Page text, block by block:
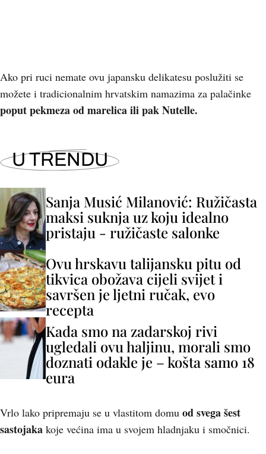
Ako pri ruci nemate ovu japansku delikatesu poslužiti se
možete i tradicionalnim hrvatskim namazima za palačinke
poput pekmeza od marelica ili pak Nutelle.
U TRENDU
Sanja Musić Milanović: Ružičasta
maksi suknja uz koju idealno
pristaju - ružičaste salonke
Ovu hrskavu talijansku pitu od
tikvica obožava cijeli svijet i
savršen je ljetni ručak, evo
recepta
Kada smo na zadarskoj rivi
ugledali ovu haljinu, morali smo
doznati odakle je – košta samo 18
eura
Vrlo lako pripremaju se u vlastitom domu od svega šest
sastojaka koje većina ima u svojem hladnjaku i smočnici.